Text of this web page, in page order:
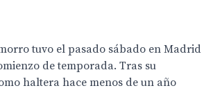
tuvo el pasado sábado en Madrid
de temporada. Tras su
haltera hace menos de un año